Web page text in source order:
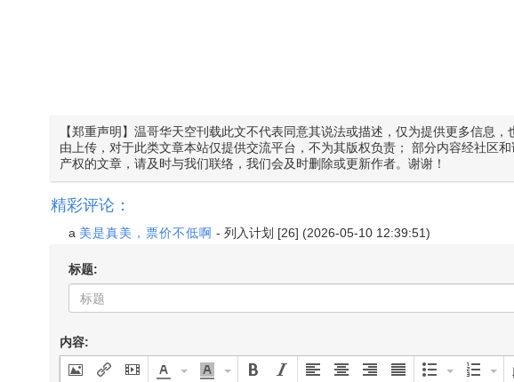
【郑重声明】温哥华天空刊载此文不代表同意其说法或描述，仅为提供更多信息
由上传，对于此类文章本站仅提供交流平台，不为其版权负责； 部分内容经社区
产权的文章，请及时与我们联络，我们会及时删除或更新作者。谢谢！
精彩评论：
a 美是真美，票价不低啊 - 列入计划 [26] (2026-05-10 12:39:51)
标题:
内容: